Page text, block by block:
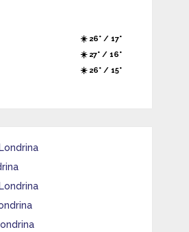
☀️ 26° / 17°
☀️ 27° / 16°
☀️ 26° / 15°